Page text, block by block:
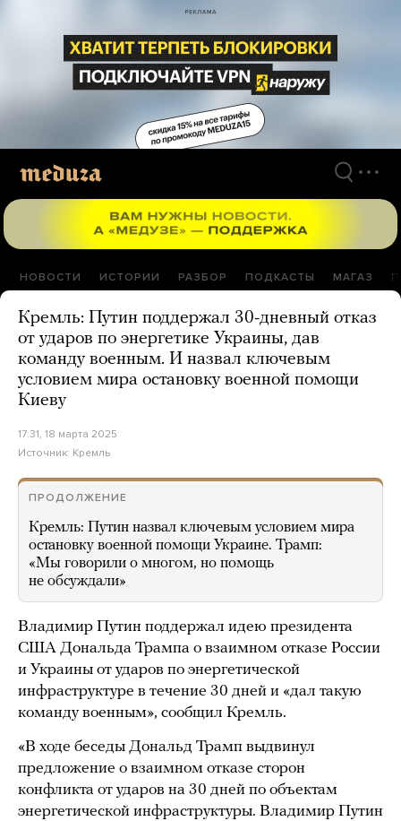
материалам
НОВОСТИ ИСТОРИИ РАЗБОР ПОДКАСТЫ МАГАЗ
Кремль: Путин поддержал 30-дневный отказ
от ударов по энергетике Украины, дав
команду военным. И назвал ключевым
условием мира остановку военной помощи
Киеву
17:31, 18 марта 2025
Источник: Кремль
ПРОДОЛЖЕНИЕ
Кремль: Путин назвал ключевым условием мира
остановку военной помощи Украине. Трамп:
«Мы говорили о многом, но помощь
не обсуждали»
Владимир Путин поддержал идею президента
США Дональда Трампа о взаимном отказе России
и Украины от ударов по энергетической
инфраструктуре в течение 30 дней и «дал такую
команду военным», сообщил Кремль.
«В ходе беседы Дональд Трамп выдвинул
предложение о взаимном отказе сторон
конфликта от ударов на 30 дней по объектам
энергетической инфраструктуры. Владимир Путин